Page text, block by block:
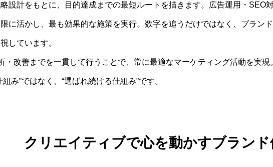
設計をもとに、目的達成までの最短ルートを描きます。広告運用・SEO
に活かし、最も効果的な施策を実行。数字を追うだけではなく、ブラン
しています。
・改善までを一貫して行うことで、常に最適なマーケティング活動を実現
み”ではなく、“選ばれ続ける仕組み”です。
クリエイティブで心を動かすブランド